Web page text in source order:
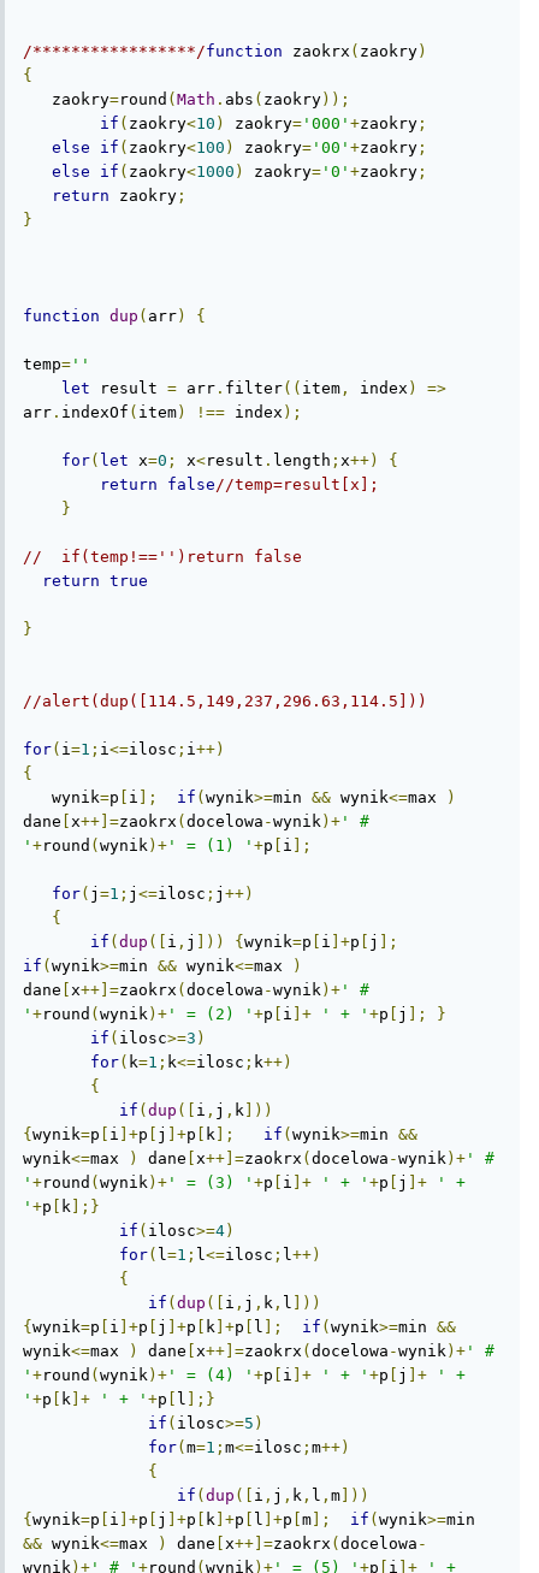
/*****************/function zaokrx ( zaokry)
{
   zaokry
=round ( Math . abs ( zaokry));
if ( zaokry<10 ) zaokry= '000' +zaokry ;
else
if ( zaokry<100 ) zaokry= '00' +zaokry ;
else
if ( zaokry<1000 ) zaokry= '0' +zaokry ;
return zaokry ;
}
function dup ( arr) {
temp= ''
let result = arr . filter(( item , index )
=>
arr . indexOf ( item) !== index );
for( let x=0 ; x<result . length ; x++)
{
return
false//temp=result[x];
}
//  if(temp!=='')return false
return true
}
//alert(dup([114.5,149,237,296.63,114.5]))
for( i=1 ; i<=ilosc ; i++)
{
   wynik
=p i ]; if ( wynik>=min && wynik<=max
)
dane x++]=zaokrx ( docelowa -wynik)+ ' #
' +round ( wynik)+ ' = (1) ' +p i ];
for( j =1 ; j <=ilosc ; j ++)
{
if ( dup ([ i , j ])) { wynik=p i ]+p j
];
if ( wynik>=min && wynik<=max
)
dane x++]=zaokrx ( docelowa -wynik)+ ' #
' +round ( wynik)+ ' = (2) ' +p i ]+ ' + ' +p j ];
}
if ( ilosc>=3 )
for( k=1 ; k<=ilosc ; k++)
{
if ( dup ([ i , j , k ]))
{ wynik=p i ]+p j ]+p k ]; if ( wynik>=min &&
wynik<=max ) dane x++]=zaokrx ( docelowa -wynik)+ ' #
' +round ( wynik)+ ' = (3) ' +p i ]+ ' + ' +p j ]+
' +
' +p k ];}
if ( ilosc>=4)
for( l=1 ; l<=ilosc ; l++)
{
if ( dup ([ i , j , k , l ]))
{ wynik=p i ]+p j ]+p k ]+p l ]; if ( wynik>=min &&
wynik<=max ) dane x++]=zaokrx ( docelowa -wynik)+ ' #
' +round ( wynik)+ ' = (4) ' +p i ]+ ' + ' +p j ]+
' +
' +p k ]+ ' + ' +p l ];}
if ( ilosc>=5 )
for( m=1 ; m<=ilosc ; m++)
{
if ( dup ([ i , j , k , l , m ]))
{ wynik=p i ]+p j ]+p k ]+p l ]+p m ]; if ( wynik>=
&& wynik<=max ) dane x++]=zaokrx ( docelowa -
wynik)+ ' # ' +round ( wynik)+ ' = (5) ' +p i ]+ ' +